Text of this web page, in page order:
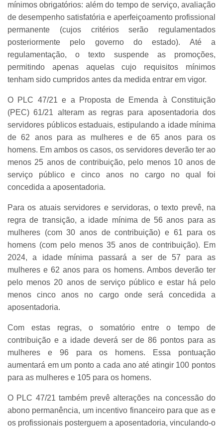
mínimos obrigatórios: além do tempo de serviço, avaliação
de desempenho satisfatória e aperfeiçoamento profissional
permanente (cujos critérios serão regulamentados
posteriormente pelo governo do estado). Até a
regulamentação, o texto suspende as promoções,
permitindo apenas aquelas cujo requisitos mínimos
tenham sido cumpridos antes da medida entrar em vigor.
O PLC 47/21 e a Proposta de Emenda à Constituição
(PEC) 61/21 alteram as regras para aposentadoria dos
servidores públicos estaduais, estipulando a idade mínima
de 62 anos para as mulheres e de 65 anos para os
homens. Em ambos os casos, os servidores deverão ter ao
menos 25 anos de contribuição, pelo menos 10 anos de
serviço público e cinco anos no cargo no qual foi
concedida a aposentadoria.
Para os atuais servidores e servidoras, o texto prevê, na
regra de transição, a idade mínima de 56 anos para as
mulheres (com 30 anos de contribuição) e 61 para os
homens (com pelo menos 35 anos de contribuição). Em
2024, a idade mínima passará a ser de 57 para as
mulheres e 62 anos para os homens. Ambos deverão ter
pelo menos 20 anos de serviço público e estar há pelo
menos cinco anos no cargo onde será concedida a
aposentadoria.
Com estas regras, o somatório entre o tempo de
contribuição e a idade deverá ser de 86 pontos para as
mulheres e 96 para os homens. Essa pontuação
aumentará em um ponto a cada ano até atingir 100 pontos
para as mulheres e 105 para os homens.
O PLC 47/21 também prevê alterações na concessão do
abono permanência, um incentivo financeiro para que as e
os profissionais posterguem a aposentadoria, vinculando-o